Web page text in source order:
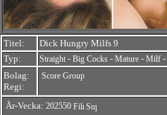
Titel:
Dick Hungry Milfs 9
Typ:
Straight - Big Cocks - Mature - Milf -
Bolag:
Regi:
Score Group
År-Vecka: 202550